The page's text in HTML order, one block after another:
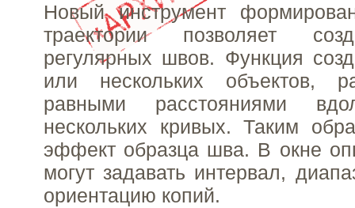
Новый инструмент
траектории позволяет
регулярных швов. Функция
или нескольких объектов,
равными расстояниями
нескольких кривых. Таким
эффект образца шва. В окне
могут задавать интервал,
ориентацию копий.